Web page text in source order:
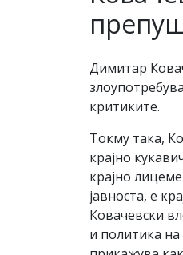
Димитар
критиките.
Токму така,
крајно
крајно
јавноста, е
Ковачевски
и политика